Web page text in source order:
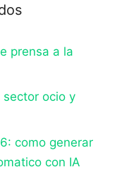
prensa a la
ocio y
como generar
con IA